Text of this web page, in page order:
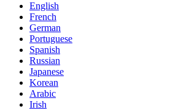
English
French
German
Portuguese
Spanish
Russian
Japanese
Korean
Arabic
Irish